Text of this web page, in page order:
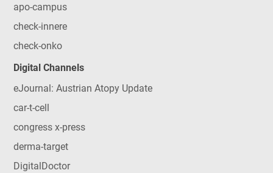
apo-campus
check-innere
check-onko
Digital Channels
eJournal: Austrian Atopy Update
car-t-cell
congress x-press
derma-target
DigitalDoctor